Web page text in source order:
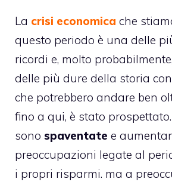
La crisi economica che
questo periodo è una delle
ricordi e, molto
delle più dure della storia
che potrebbero andare ben
fino a qui, è stato
sono spaventate e
preoccupazioni legate al
i propri risparmi. ma a